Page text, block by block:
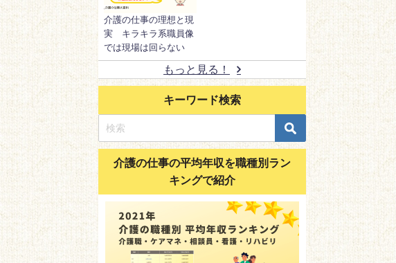
介護の仕事の理想と現
実 キラキラ系職員像
では現場は回らない
もっと見る！
キーワード検索
介護の仕事の平均年収を職種別ラン
キングで紹介